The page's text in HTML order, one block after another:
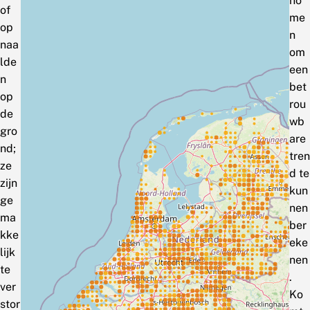
of
op
naa
lde
n
op
de
gro
nd;
ze
zijn
ge
ma
kke
lijk
te
ver
stor
me
n
om
een
bet
rou
wb
are
tren
d te
kun
nen
ber
eke
nen
.
Ko